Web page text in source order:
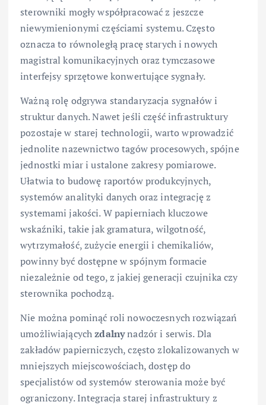
sterowniki mogły współpracować z jeszcze
niewymienionymi częściami systemu. Często
oznacza to równoległą pracę starych i nowych
magistral komunikacyjnych oraz tymczasowe
interfejsy sprzętowe konwertujące sygnały.
Ważną rolę odgrywa standaryzacja sygnałów i
struktur danych. Nawet jeśli część infrastruktury
pozostaje w starej technologii, warto wprowadzić
jednolite nazewnictwo tagów procesowych, spójne
jednostki miar i ustalone zakresy pomiarowe.
Ułatwia to budowę raportów produkcyjnych,
systemów analityki danych oraz integrację z
systemami jakości. W papierniach kluczowe
wskaźniki, takie jak gramatura, wilgotność,
wytrzymałość, zużycie energii i chemikaliów,
powinny być dostępne w spójnym formacie
niezależnie od tego, z jakiej generacji czujnika czy
sterownika pochodzą.
Nie można pominąć roli nowoczesnych rozwiązań
umożliwiającychzdalnynadzór i serwis. Dla
zakładów papierniczych, często zlokalizowanych w
mniejszych miejscowościach, dostęp do
specjalistów od systemów sterowania może być
ograniczony. Integracja starej infrastruktury z